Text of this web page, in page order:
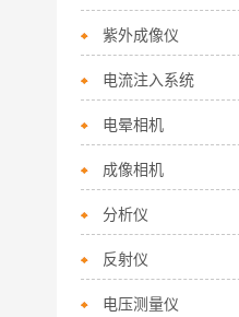
紫外成像仪
电流注入系统
电晕相机
成像相机
分析仪
反射仪
电压测量仪